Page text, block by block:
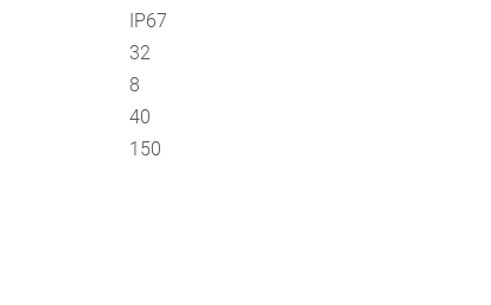
IP67
32
8
40
150